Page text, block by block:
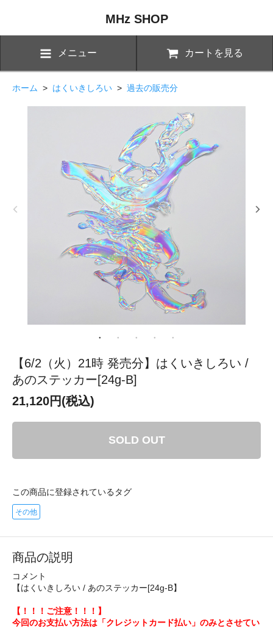
MHz SHOP
メニュー カートを見る
ホーム > はくいきしろい > 過去の販売分
【6/2（火）21時 発売分】はくいきしろい /
あのステッカー[24g-B]
21,120円(税込)
SOLD OUT
この商品に登録されているタグ
その他
商品の説明
コメント
【はくいきしろい / あのステッカー[24g-B】
【！！！ご注意！！！】
今回のお支払い方法は「クレジットカード払い」のみとさせてい